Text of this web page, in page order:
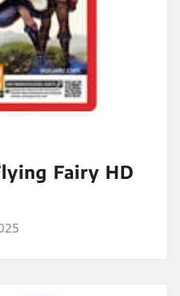
Fairy HD